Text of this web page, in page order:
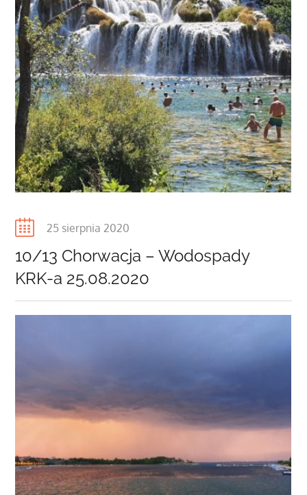
Posted
25 sierpnia 2020
10/13 Chorwacja – Wodospady
KRK-a 25.08.2020